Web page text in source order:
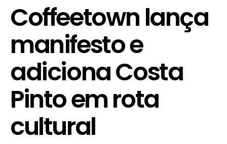
Coffeetown lança
manifesto e
adiciona Costa
Pinto em rota
cultural